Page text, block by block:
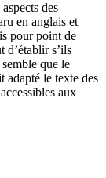
des
en anglais et
pour point de
d’établir s’ils
que le
adapté le texte des
aux